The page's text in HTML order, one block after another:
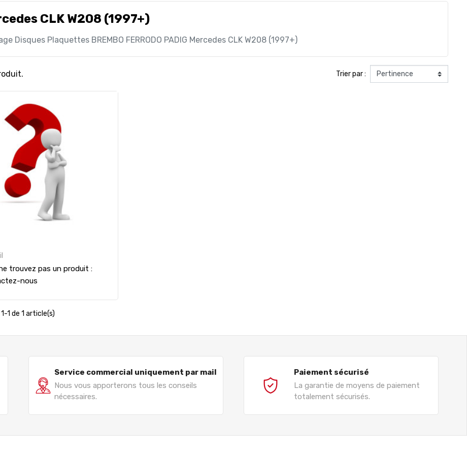
CLK W208 (1997+)
Disques Plaquettes BREMBO FERRODO PADIG Mercedes CLK W208 (1997+)
Trier par :
trouvez pas un produit :
nous
1 de 1 article(s)
Service commercial uniquement par mail
Nous vous apporterons tous les conseils
nécessaires.
Paiement sécurisé
La garantie de moyens de paiement
totalement sécurisés.